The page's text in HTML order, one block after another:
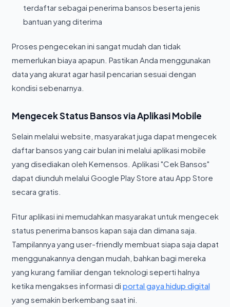
terdaftar sebagai penerima bansos beserta jenis
bantuan yang diterima
Proses pengecekan ini sangat mudah dan tidak
memerlukan biaya apapun. Pastikan Anda menggunakan
data yang akurat agar hasil pencarian sesuai dengan
kondisi sebenarnya.
Mengecek Status Bansos via Aplikasi Mobile
Selain melalui website, masyarakat juga dapat mengecek
daftar bansos yang cair bulan ini melalui aplikasi mobile
yang disediakan oleh Kemensos. Aplikasi "Cek Bansos"
dapat diunduh melalui Google Play Store atau App Store
secara gratis.
Fitur aplikasi ini memudahkan masyarakat untuk mengecek
status penerima bansos kapan saja dan dimana saja.
Tampilannya yang user-friendly membuat siapa saja dapat
menggunakannya dengan mudah, bahkan bagi mereka
yang kurang familiar dengan teknologi seperti halnya
ketika mengakses informasi di portal gaya hidup digital
yang semakin berkembang saat ini.